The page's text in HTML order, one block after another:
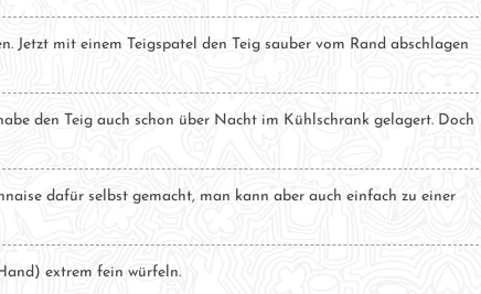
Jetzt mit einem Teigspatel den Teig sauber vom Rand abschlagen
den Teig auch schon über Nacht im Kühlschrank gelagert. Doch
dafür selbst gemacht, man kann aber auch einfach zu einer
extrem fein würfeln.